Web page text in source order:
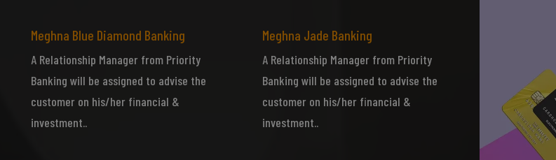
Meghna Blue Diamond Banking
A Relationship Manager from Priority
Banking will be assigned to advise the
customer on his/her financial &
investment..
Meghna Jade Banking
A Relationship Manager from Priority
Banking will be assigned to advise the
customer on his/her financial &
investment..
Phone